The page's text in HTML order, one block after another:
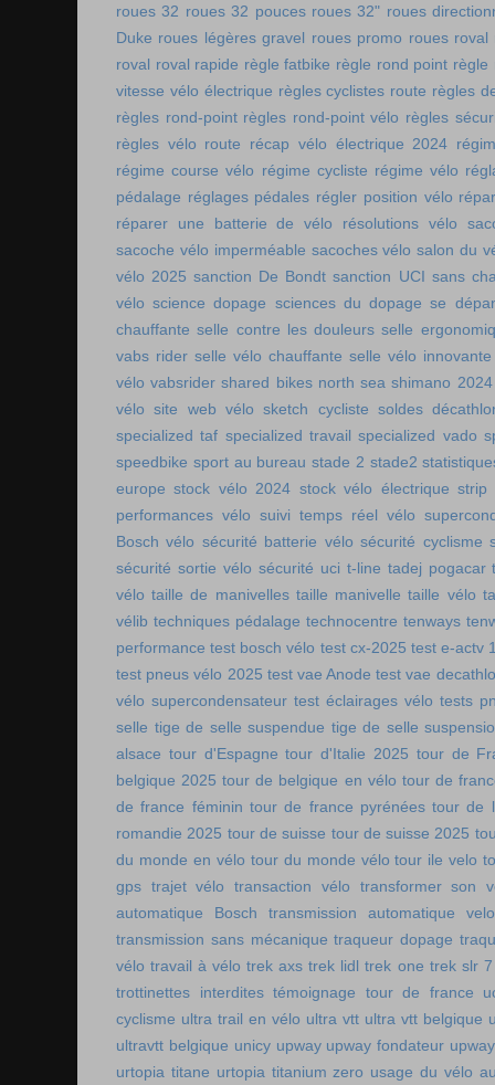
roues 32 roues 32 pouces roues 32" roues
Duke roues légères gravel roues promo roues roval
roval roval rapide règle fatbike règle rond point règle
vitesse vélo électrique règles cyclistes route règles
règles rond-point règles rond-point vélo règles
règles vélo route
récap vélo électrique 2024
régime course vélo régime cycliste régime vélo
pédalage réglages pédales régler position vélo
réparer une batterie de vélo
résolutions vélo
sacoche vélo imperméable sacoches vélo salon du
vélo 2025 sanction De Bondt sanction UCI sans
vélo science dopage sciences du dopage se
chauffante selle contre les douleurs selle
vabs rider selle vélo chauffante selle vélo innovante
vélo vabsrider shared bikes north sea shimano 2024
vélo site web vélo sketch cycliste soldes
specialized taf specialized travail specialized vado
speedbike sport au bureau stade 2 stade2
europe stock vélo 2024 stock vélo électrique strip
performances vélo suivi temps réel vélo
Bosch vélo sécurité batterie vélo sécurité cyclisme
sécurité sortie vélo sécurité uci t-line tadej pogacar
vélo taille de manivelles taille manivelle taille vélo
vélib techniques pédalage technocentre tenways
performance test bosch vélo test cx-2025 test e-actv
test pneus vélo 2025 test vae Anode test vae
vélo supercondensateur test éclairages vélo tests
selle tige de selle suspendue tige de selle
alsace tour d'Espagne tour d'Italie 2025 tour de
belgique 2025 tour de belgique en vélo tour de
de france féminin tour de france pyrénées tour de
romandie 2025 tour de suisse tour de suisse 2025
du monde en vélo tour du monde vélo tour ile velo
gps trajet vélo transaction vélo
transformer son
automatique Bosch
transmission automatique
transmission sans mécanique traqueur dopage
vélo travail à vélo trek axs trek lidl trek one trek slr 7
trottinettes interdites témoignage tour de france
cyclisme ultra trail en vélo ultra vtt ultra vtt belgique
ultravtt belgique unicy upway upway fondateur
urtopia titane urtopia titanium zero usage du vélo